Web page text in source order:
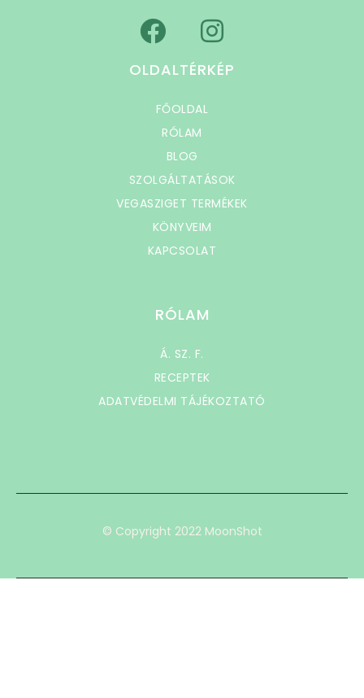
OLDALTÉRKÉP
FŐOLDAL
RÓLAM
BLOG
SZOLGÁLTATÁSOK
VEGASZIGET TERMÉKEK
KÖNYVEIM
KAPCSOLAT
RÓLAM
Á. SZ. F.
RECEPTEK
ADATVÉDELMI TÁJÉKOZTATÓ
© Copyright 2022 MoonShot